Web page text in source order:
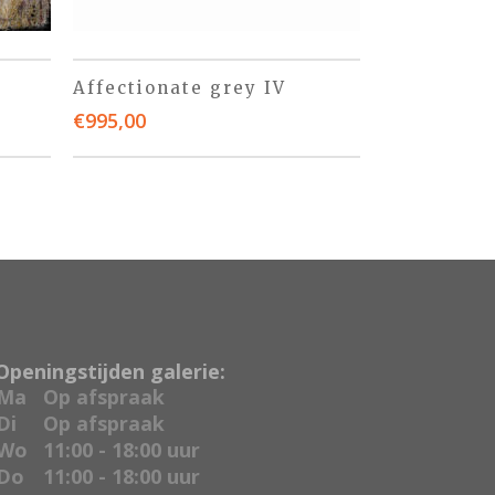
Affectionate grey IV
€995,00
galerie:
Op afspraak
Op afspraak
11:00 - 18:00 uur
11:00 - 18:00 uur